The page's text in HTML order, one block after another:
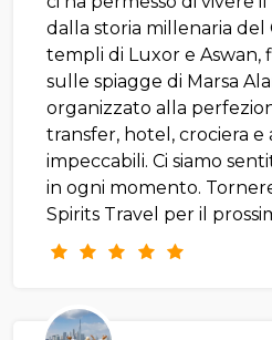
dalla storia millenaria del
templi di Luxor e Aswan,
sulle spiagge di Marsa
organizzato alla
transfer, hotel, crociera e
impeccabili. Ci siamo
in ogni momento.
Spirits Travel per il